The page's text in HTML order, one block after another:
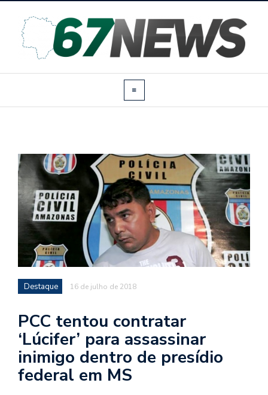
Destaque 16 de julho de 2018
PCC tentou contratar
‘Lúcifer’ para assassinar
inimigo dentro de presídio
federal em MS